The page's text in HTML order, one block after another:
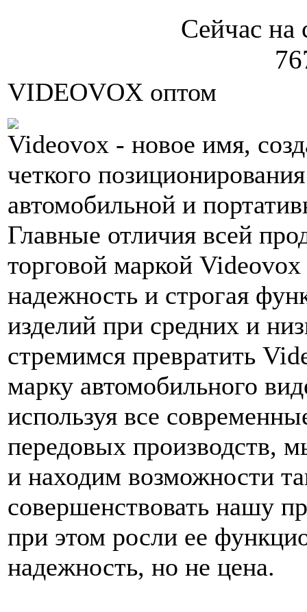
Сейчас на
VIDEOVOX оптом
Videovox - новое имя,
четкого
автомобильной и
Главные отличия всей
торговой маркой
надежность и строгая
изделий при средних и
стремимся превратить
марку автомобильного
используя все
передовых производств,
и находим возможности
совершенствовать нашу
при этом росли ее
надежность, но не цена.